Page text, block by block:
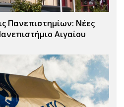
Πανεπιστημίων: Νέες
Αιγαίου